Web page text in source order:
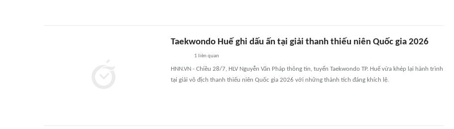
Taekwondo Huế ghi dấu ấn tại giải thanh thiếu niên Quốc gia 2026
1 liên quan
HNN.VN - Chiều 28/7, HLV Nguyễn Văn Pháp thông tin, tuyển Taekwondo TP. Huế vừa khép lại hành trình
tại giải vô địch thanh thiếu niên Quốc gia 2026 với những thành tích đáng khích lệ.